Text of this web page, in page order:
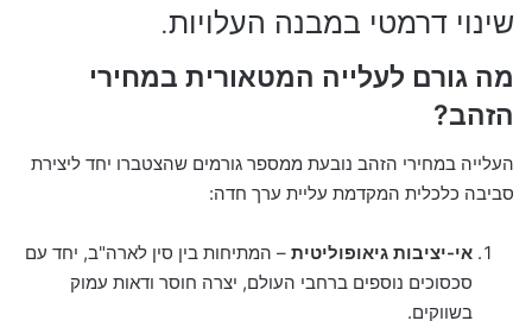
שינוי דרמטי במבנה העלויות.
מה גורם לעלייה המטאורית במחירי
הזהב?
העלייה במחירי הזהב נובעת ממספר גורמים שהצטברו יחד ליצירת
סביבה כלכלית המקדמת עליית ערך חדה:
אי-יציבות גיאופוליטית – המתיחות בין סין לארה"ב, יחד עם
סכסוכים נוספים ברחבי העולם, יצרה חוסר ודאות עמוק
בשווקים.